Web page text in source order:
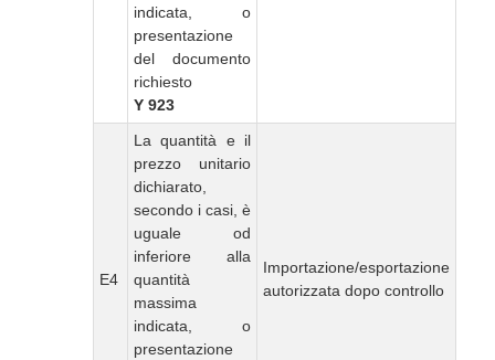
indicata, o
presentazione
del documento
richiesto
Y 923
E4
La quantità e il
prezzo unitario
dichiarato,
secondo i casi, è
uguale od
inferiore alla
quantità
massima
indicata, o
presentazione
Importazione/esportazione
autorizzata dopo controllo